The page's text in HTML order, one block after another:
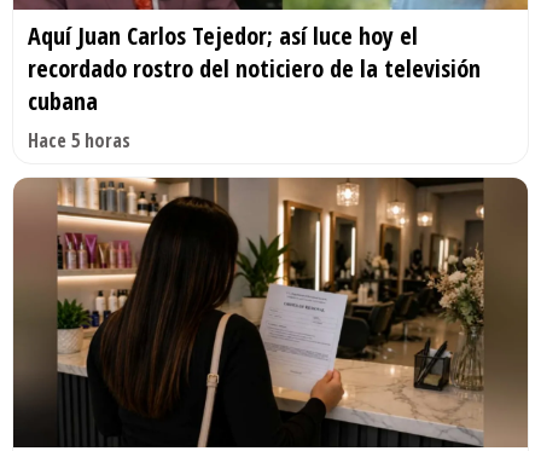
Aquí Juan Carlos Tejedor; así luce hoy el
recordado rostro del noticiero de la televisión
cubana
Hace 5 horas